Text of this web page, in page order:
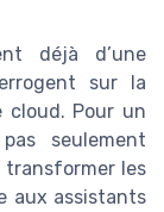
déjà d’une
sur la
cloud. Pour un
seulement
transformer les
aux assistants